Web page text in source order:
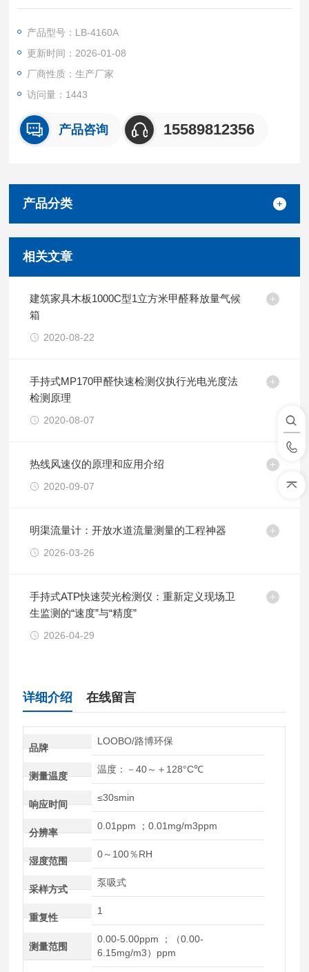
门。
产品型号：LB-4160A
更新时间：2026-01-08
厂商性质：生产厂家
访问量：1443
产品咨询 15589812356
产品分类
相关文章
建筑家具木板1000C型1立方米甲醛释放量气候
箱
2020-08-22
手持式MP170甲醛快速检测仪执行光电光度法
检测原理
2020-08-07
热线风速仪的原理和应用介绍
2020-09-07
明渠流量计：开放水道流量测量的工程神器
2026-03-26
手持式ATP快速荧光检测仪：重新定义现场卫
生监测的“速度”与“精度”
2026-04-29
详细介绍 在线留言
品牌
LOOBO/路博环保
测量温度
温度：－40～＋128°C℃
响应时间
≤30smin
分辨率
0.01ppm ；0.01mg/m3ppm
湿度范围
0～100％RH
采样方式
泵吸式
重复性
1
测量范围
0.00-5.00ppm ；（0.00-
6.15mg/m3）ppm